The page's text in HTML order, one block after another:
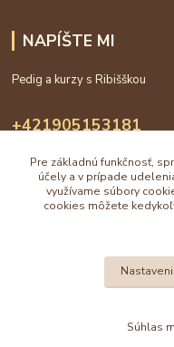
NAPÍŠTE MI
Pedig a kurzy s Ribišškou
+421905153181
info@katarinaholub.sk
Vytvorené
Pre základnú funkčnosť,
účely a v prípade
využívame súbory
cookies môžete
Súhlas